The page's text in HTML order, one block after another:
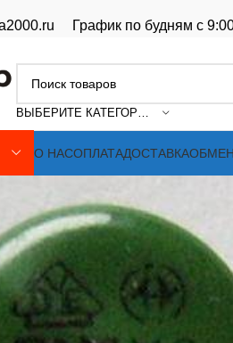
График по будням с
ВЫБЕРИТЕ КАТЕГОРИЮ
О НАСОПЛАТАДОСТАВКА